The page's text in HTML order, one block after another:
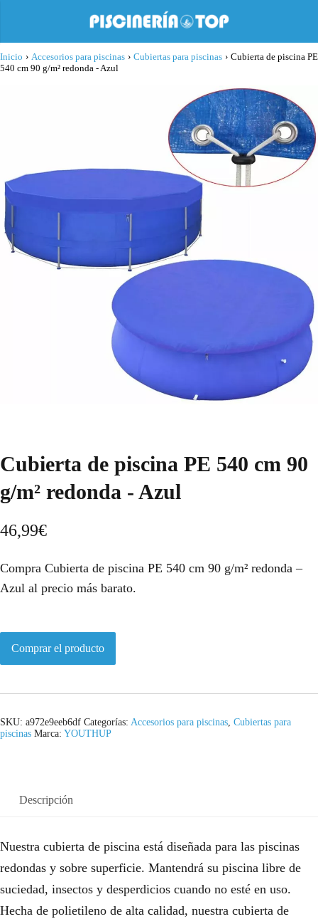
Inicio › Accesorios para piscinas › Cubiertas para piscinas › Cubierta de piscina PE
540 cm 90 g/m² redonda - Azul
Cubierta de piscina PE 540 cm 90
g/m² redonda - Azul
46,99€
Compra Cubierta de piscina PE 540 cm 90 g/m² redonda –
Azul al precio más barato.
Comprar el producto
SKU: a972e9eeb6df Categorías: Accesorios para piscinas, Cubiertas para
piscinas Marca: YOUTHUP
Descripción
Nuestra cubierta de piscina está diseñada para las piscinas
redondas y sobre superficie. Mantendrá su piscina libre de
suciedad, insectos y desperdicios cuando no esté en uso.
Hecha de polietileno de alta calidad, nuestra cubierta de